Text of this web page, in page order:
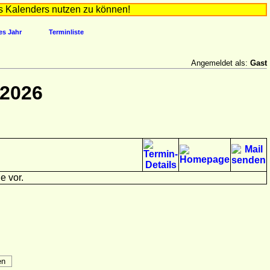
Kalenders nutzen zu können!
Jahr Terminliste
Angemeldet als: Gast
vor.